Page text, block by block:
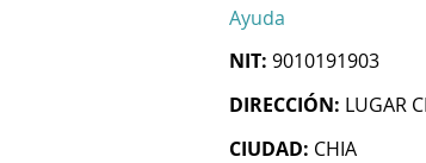
Ayuda
NIT: 9010191903
DIRECCIÓN: LUGAR
CIUDAD: CHIA